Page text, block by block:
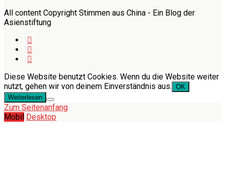
All content Copyright Stimmen aus China - Ein Blog der
Asienstiftung
Diese Website benutzt Cookies. Wenn du die Website weiter
nutzt, gehen wir von deinem Einverständnis aus. OK
Weiterlesen
Zum Seitenanfang
Mobil Desktop